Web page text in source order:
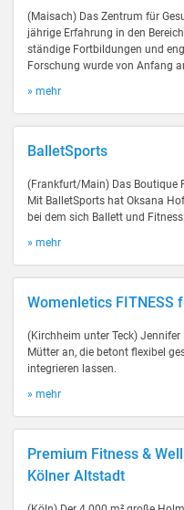
(Maisach) Das Zentrum für
jährige Erfahrung in den
ständige Fortbildungen und
Forschung wurde von Anfang
» mehr
BalletSports
(Frankfurt/Main) Das Boutique
Mit BalletSports hat Oksana
bei dem sich Ballett und
» mehr
Womenletics FITNESS
(Kirchheim unter Teck)
Mütter an, die betont flexibel
integrieren lassen.
» mehr
Premium Fitness &
Kölner Altstadt